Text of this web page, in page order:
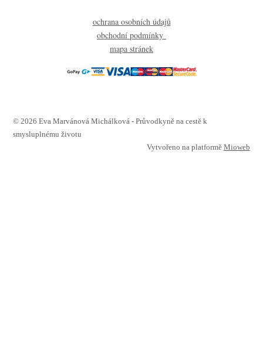
ochrana osobních údajů
obchodní podmínky
mapa stránek
© 2026 Eva Marvánová Michálková - Průvodkyně na cestě k
smysluplnému životu
Vytvořeno na platformě Mioweb